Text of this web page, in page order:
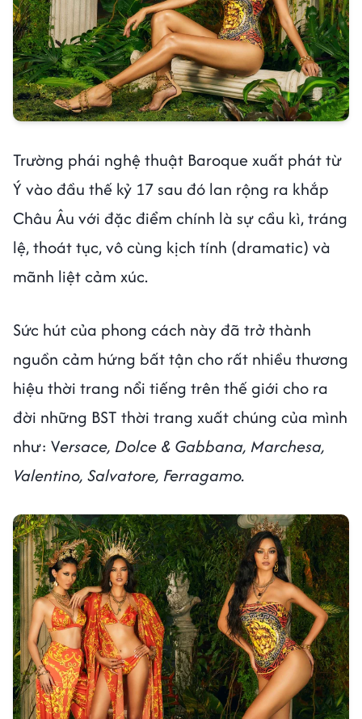
Trường phái nghệ thuật Baroque xuất phát từ
Ý vào đầu thế kỷ 17 sau đó lan rộng ra khắp
Châu Âu với đặc điểm chính là sự cầu kì, tráng
lệ, thoát tục, vô cùng kịch tính (dramatic) và
mãnh liệt cảm xúc.
Sức hút của phong cách này đã trở thành
nguồn cảm hứng bất tận cho rất nhiều thương
hiệu thời trang nổi tiếng trên thế giới cho ra
đời những BST thời trang xuất chúng của mình
như: Versace, Dolce & Gabbana, Marchesa,
Valentino, Salvatore, Ferragamo.